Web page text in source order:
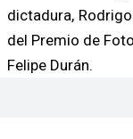
dictadura,
del Premio de
Felipe Durán.